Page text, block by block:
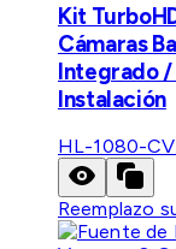
Kit
Cámaras
Integrado /
Instalación
HL-1080-
Reemplazo